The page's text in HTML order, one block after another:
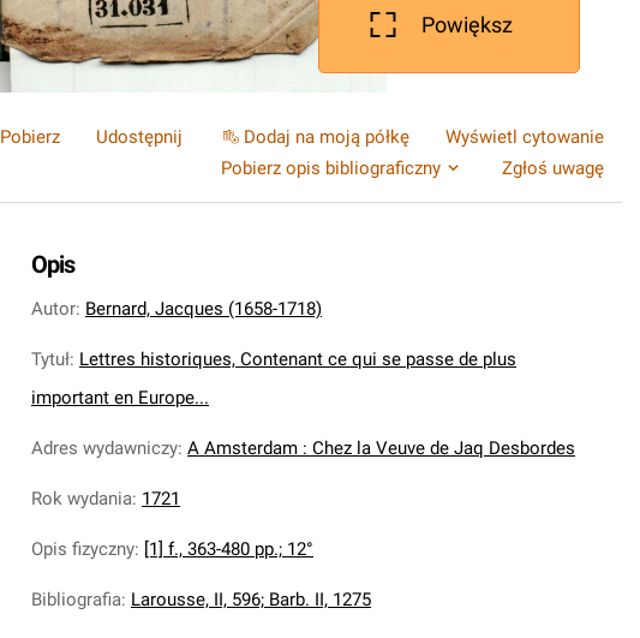
Powiększ
Pobierz Udostępnij Dodaj na moją półkę
Wyświetl cytowanie
Pobierz opis bibliograficzny
Zgłoś uwagę
Opis
Autor: Bernard, Jacques (1658-1718)
Tytuł: Lettres historiques, Contenant ce qui se passe de plus
important en Europe...
Adres wydawniczy: A Amsterdam : Chez la Veuve de Jaq Desbordes
Rok wydania: 1721
Opis fizyczny: [1] f., 363-480 pp.; 12°
Bibliografia: Larousse, II, 596; Barb. II, 1275